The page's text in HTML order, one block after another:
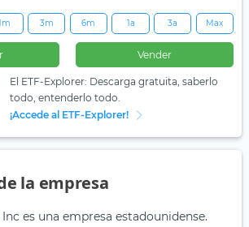
3m 6m 1a 3a Max
Vender
El ETF-Explorer: Descarga gratuita, saberlo
todo, entenderlo todo.
¡Accede al ETF-Explorer!
la empresa
es una empresa estadounidense.